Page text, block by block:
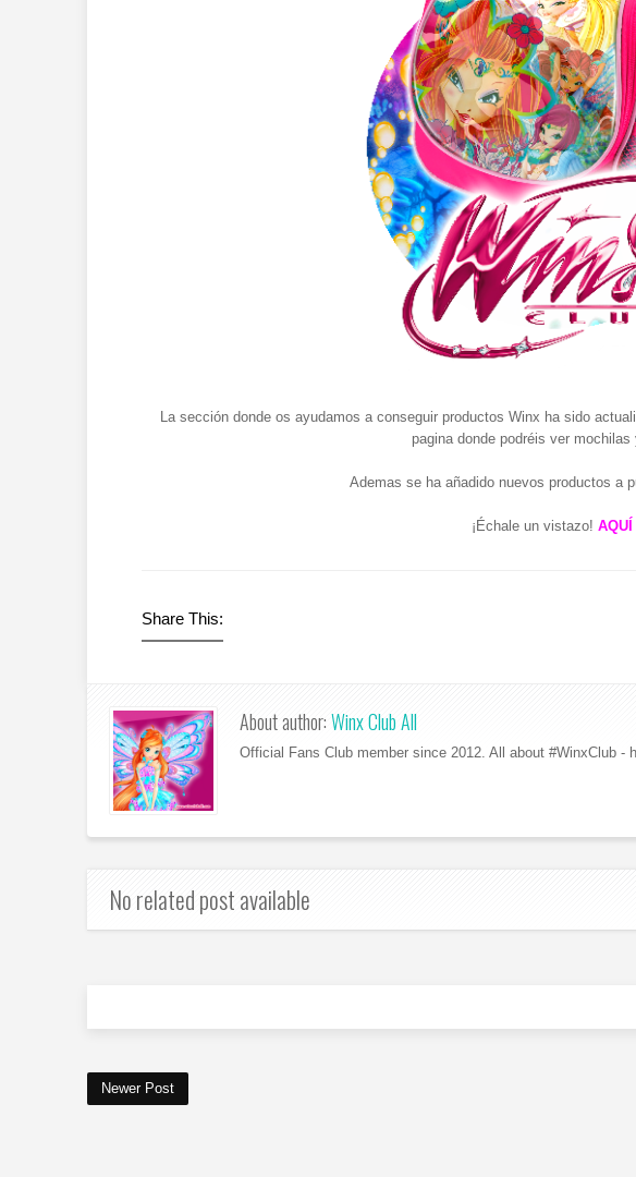
La sección donde os ayudamos a conseguir productos Winx ha sido
pagina donde podréis ver mochilas
Ademas se ha añadido nuevos productos a
¡Échale un vistazo! AQUÍ
Share This:
About author:Winx Club All
Official Fans Club member since 2012. All about #WinxClub -
No related post available
Newer Post